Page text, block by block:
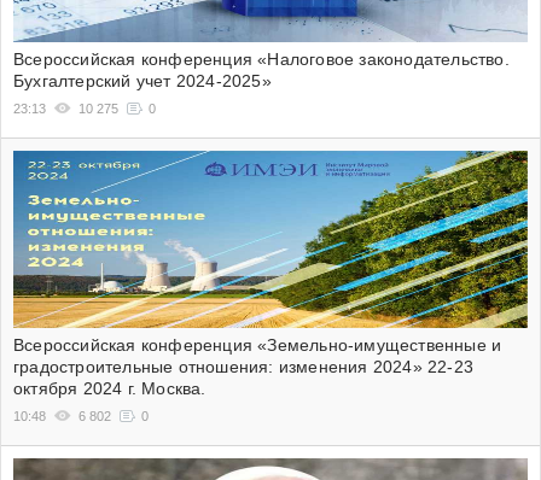
Всероссийская конференция «Налоговое законодательство.
Бухгалтерский учет 2024-2025»
23:13 10 275 0
Всероссийская конференция «Земельно-имущественные и
градостроительные отношения: изменения 2024» 22-23
октября 2024 г. Москва.
10:48 6 802 0